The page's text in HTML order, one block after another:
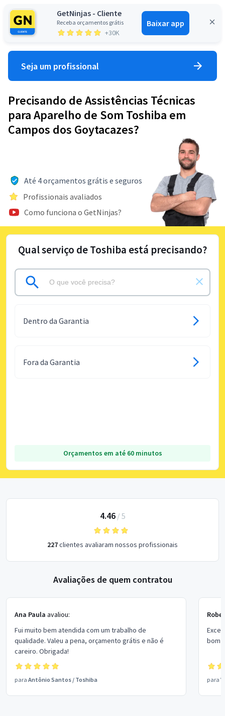
GetNinjas - Cliente
Receba orçamentos grátis
+30K
Baixar app
Entrar
Seja um profissional
Precisando de Assistências Técnicas
para Aparelho de Som Toshiba em
Campos dos Goytacazes?
Até 4 orçamentos grátis e seguros
Profissionais avaliados
Como funciona o GetNinjas?
Qual serviço de Toshiba está precisando?
Dentro da Garantia
Fora da Garantia
Orçamentos em até 60 minutos
4.46/ 5
227clientes avaliaram nossos profissionais
Avaliações de quem contratou
Ana Paula avaliou:
Fui muito bem atendida com um trabalho de
qualidade. Valeu a pena, orçamento grátis e não é
careiro. Obrigada!
para Antônio Santos / Toshiba
bom
para